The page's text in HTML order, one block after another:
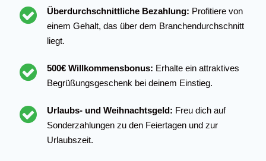
Überdurchschnittliche Bezahlung: Profitiere von
einem Gehalt, das über dem Branchendurchschnitt
liegt.
500€ Willkommensbonus: Erhalte ein attraktives
Begrüßungsgeschenk bei deinem Einstieg.
Urlaubs- und Weihnachtsgeld: Freu dich auf
Sonderzahlungen zu den Feiertagen und zur
Urlaubszeit.